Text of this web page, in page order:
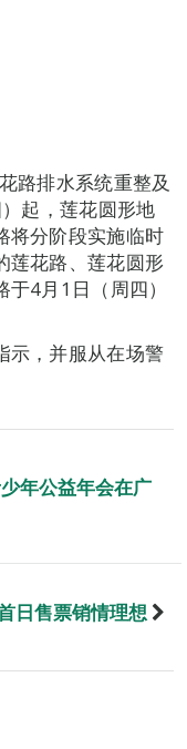
路排水系统重整及
起，莲花圆形地
将分阶段实施临时
莲花路、莲花圆形
4月1日（周四）
示，并服从在场警
年公益年会在广
日售票销情理想